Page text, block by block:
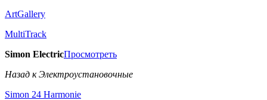
ArtGallery
MultiTrack
Simon ElectricПросмотреть
Назад к Электроустановочные
Simon 24 Harmonie